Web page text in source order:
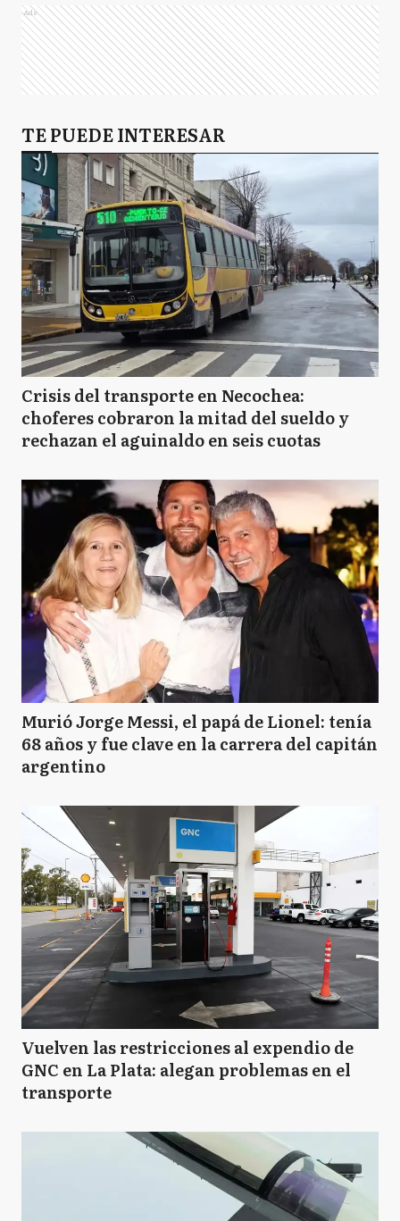
Ads
TE PUEDE INTERESAR
Crisis del transporte en Necochea:
choferes cobraron la mitad del sueldo y
rechazan el aguinaldo en seis cuotas
Murió Jorge Messi, el papá de Lionel: tenía
68 años y fue clave en la carrera del capitán
argentino
Vuelven las restricciones al expendio de
GNC en La Plata: alegan problemas en el
transporte